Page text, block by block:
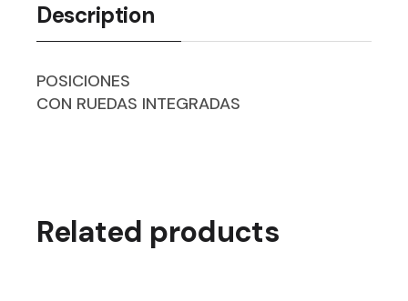
Description
POSICIONES
CON RUEDAS INTEGRADAS
Related products